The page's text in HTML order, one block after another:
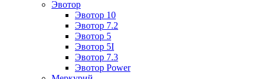
Эвотор
Эвотор 10
Эвотор 7.2
Эвотор 5
Эвотор 5I
Эвотор 7.3
Эвотор Power